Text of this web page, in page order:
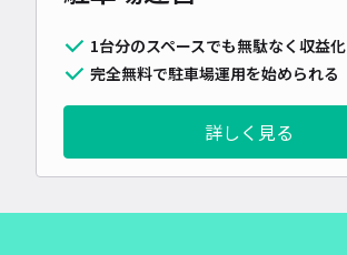
1台分のスペースでも無駄なく収益化
完全無料で駐車場運用を始められる
詳しく見る